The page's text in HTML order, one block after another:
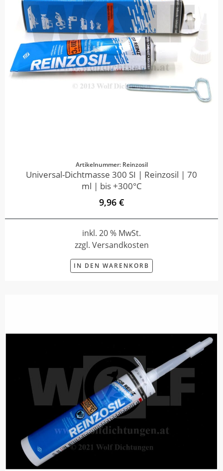
Artikelnummer: Reinzosil
Universal-Dichtmasse 300 SI | Reinzosil | 70
ml | bis +300°C
9,96 €
inkl. 20 % MwSt.
zzgl. Versandkosten
IN DEN WARENKORB